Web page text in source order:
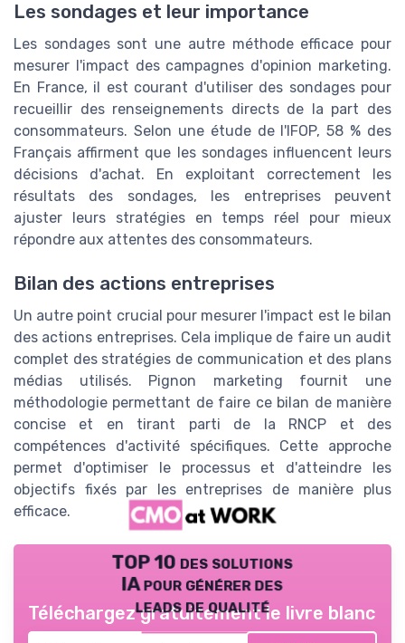
Les sondages et leur importance
Les sondages sont une autre méthode efficace pour
mesurer l'impact des campagnes d'opinion marketing.
En France, il est courant d'utiliser des sondages pour
recueillir des renseignements directs de la part des
consommateurs. Selon une étude de l'IFOP, 58 % des
Français affirment que les sondages influencent leurs
décisions d'achat. En exploitant correctement les
résultats des sondages, les entreprises peuvent
ajuster leurs stratégies en temps réel pour mieux
répondre aux attentes des consommateurs.
Bilan des actions entreprises
Un autre point crucial pour mesurer l'impact est le bilan
des actions entreprises. Cela implique de faire un audit
complet des stratégies de communication et des plans
médias utilisés. Pignon marketing fournit une
méthodologie permettant de faire ce bilan de manière
concise et en tirant parti de la RNCP et des
compétences d'activité spécifiques. Cette approche
permet d'optimiser le processus et d'atteindre les
objectifs fixés par les entreprises de manière plus
efficace.
TOP 10 des solutions
IA pour générer des
leads de qualité
Téléchargez gratuitement le livre blanc